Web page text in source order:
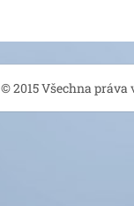
© 2015 Všechna práva